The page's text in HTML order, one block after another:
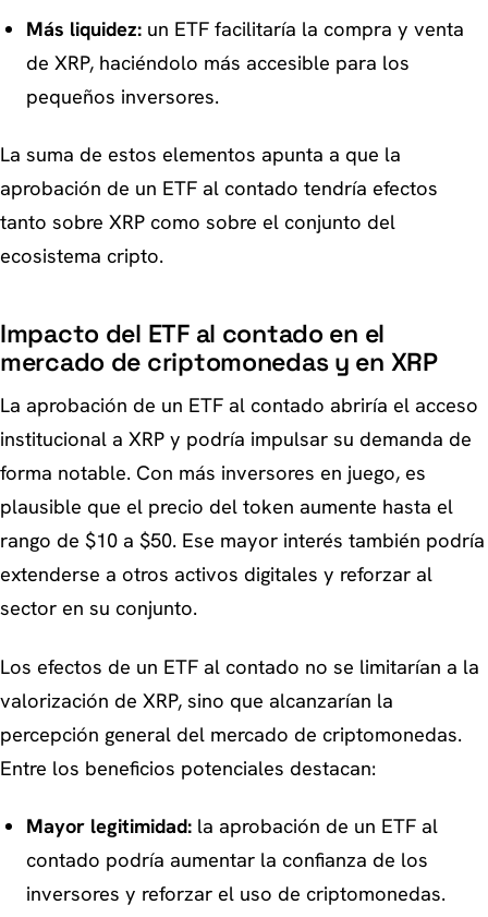
Más liquidez:un ETF facilitaría la compra y venta
de XRP, haciéndolo más accesible para los
pequeños inversores.
La suma de estos elementos apunta a que la
aprobación de un ETF al contado tendría efectos
tanto sobre XRP como sobre el conjunto del
ecosistema cripto.
Impacto del ETF al contado en el
mercado de criptomonedas y en XRP
La aprobación de un ETF al contado abriría el acceso
institucional a XRP y podría impulsar su demanda de
forma notable. Con más inversores en juego, es
plausible que el precio del token aumente hasta el
rango de $10 a $50. Ese mayor interés también podría
extenderse a otros activos digitales y reforzar al
sector en su conjunto.
Los efectos de un ETF al contado no se limitarían a la
valorización de XRP, sino que alcanzarían la
percepción general del mercado de criptomonedas.
Entre los beneficios potenciales destacan:
Mayor legitimidad:la aprobación de un ETF al
contado podría aumentar la confianza de los
inversores y reforzar el uso de criptomonedas.